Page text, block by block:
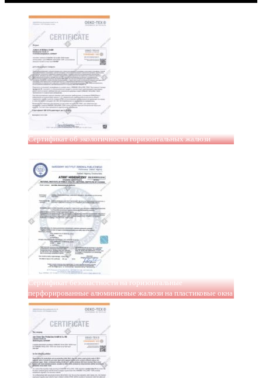
Сертификат об экологичности горизонтальных жалюзи
Сертификат безопастности на горизонтальные
перфорированные алюминиевые жалюзи на пластиковые окна